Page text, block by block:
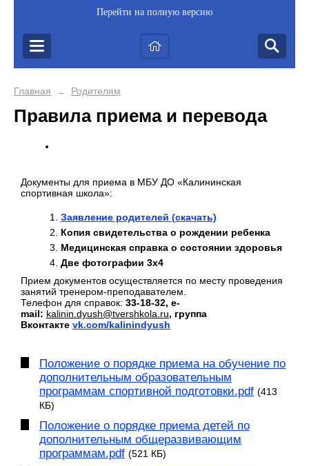
Перейти на полную версию
Главная → Родителям
Правила приема и перевода
Документы для приема в МБУ ДО «Калининская
спортивная школа»:
Заявление родителей (скачать)
Копия свидетельства о рождении ребенка
Медицинская справка о состоянии здоровья
Две фотографии 3х4
Прием документов осуществляется по месту проведения
занятий тренером-преподавателем.
Телефон для справок: 33-18-32, e-
mail: kalinin.dyush@tvershkola.ru, группа
Вконтакте vk.com/kalinindyush
Положение о порядке приема на обучение по
дополнительным образовательным
программам спортивной подготовки.pdf (413
КБ)
Положение о порядке приема детей по
дополнительным общеразвивающим
программам.pdf (521 КБ)